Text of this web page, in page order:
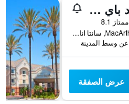
كورتيارد باي ماريوت سانتا آنا
ممتاز 8.1
8 MacArthur Place, سانتا انا, CA, الولايات المتحدة الأميريكية
عرض الصفقة